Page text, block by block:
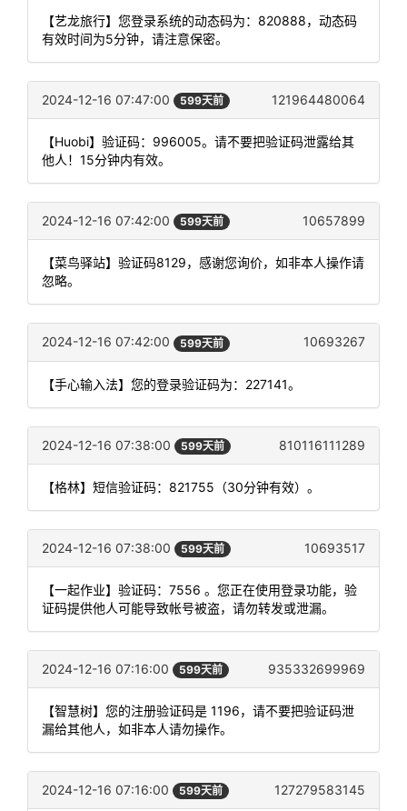
【艺龙旅行】您登录系统的动态码为：820888，动态码
有效时间为5分钟，请注意保密。
2024-12-16 07:47:00 599天前 121964480064
【Huobi】验证码：996005。请不要把验证码泄露给其
他人！15分钟内有效。
2024-12-16 07:42:00 599天前 10657899
【菜鸟驿站】验证码8129，感谢您询价，如非本人操作请
忽略。
2024-12-16 07:42:00 599天前 10693267
【手心输入法】您的登录验证码为：227141。
2024-12-16 07:38:00 599天前 810116111289
【格林】短信验证码：821755（30分钟有效）。
2024-12-16 07:38:00 599天前 10693517
【一起作业】验证码：7556 。您正在使用登录功能，验
证码提供他人可能导致帐号被盗，请勿转发或泄漏。
2024-12-16 07:16:00 599天前 935332699969
【智慧树】您的注册验证码是 1196，请不要把验证码泄
漏给其他人，如非本人请勿操作。
2024-12-16 07:16:00 599天前 127279583145